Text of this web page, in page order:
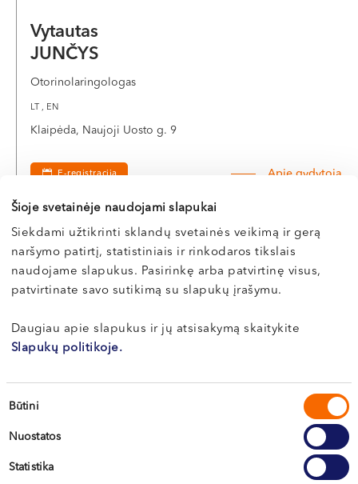
Šioje svetainėje naudojami slapukai
Siekdami užtikrinti sklandų svetainės veikimą ir gerą
naršymo patirtį, statistiniais ir rinkodaros tikslais
naudojame slapukus. Pasirinkę arba patvirtinę visus,
patvirtinate savo sutikimą su slapukų įrašymu.
Daugiau apie slapukus ir jų atsisakymą skaitykite
Slapukų politikoje.
Sutikimo
Būtini
Nuostatos
Statistika
Vytautas
JUNČYS
Otorinolaringologas
LT , EN
Klaipėda, Naujoji Uosto g. 9
E-registracija Apie gydytoją
Donatas
BOVEINIS
LT , EN , RU
Klaipėda, Naujoji Uosto g. 9
Apie gydytoją